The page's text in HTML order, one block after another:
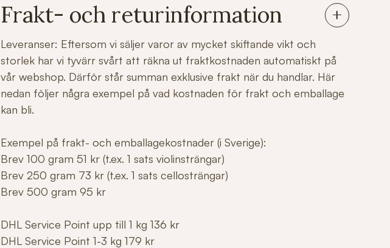
Frakt- och returinformation
Leveranser: Eftersom vi säljer varor av mycket skiftande vikt och
storlek har vi tyvärr svårt att räkna ut fraktkostnaden automatiskt på
vår webshop. Därför står summan exklusive frakt när du handlar. Här
nedan följer några exempel på vad kostnaden för frakt och emballage
kan bli.
Exempel på frakt- och emballagekostnader (i Sverige):
Brev 100 gram 51 kr (t.ex. 1 sats violinsträngar)
Brev 250 gram 73 kr (t.ex. 1 sats cellosträngar)
Brev 500 gram 95 kr
DHL Service Point upp till 1 kg 136 kr
DHL Service Point 1-3 kg 179 kr